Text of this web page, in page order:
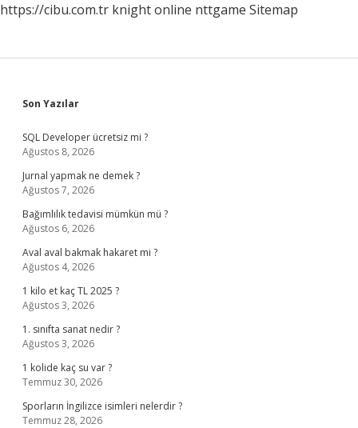
https://cibu.com.tr knight online nttgame Sitemap
Sidebar
Son Yazılar
SQL Developer ücretsiz mi ?
Ağustos 8, 2026
Jurnal yapmak ne demek ?
Ağustos 7, 2026
Bağımlılık tedavisi mümkün mü ?
Ağustos 6, 2026
Aval aval bakmak hakaret mi ?
Ağustos 4, 2026
1 kilo et kaç TL 2025 ?
Ağustos 3, 2026
1. sınıfta sanat nedir ?
Ağustos 3, 2026
1 kolide kaç su var ?
Temmuz 30, 2026
Sporların İngilizce isimleri nelerdir ?
Temmuz 28, 2026